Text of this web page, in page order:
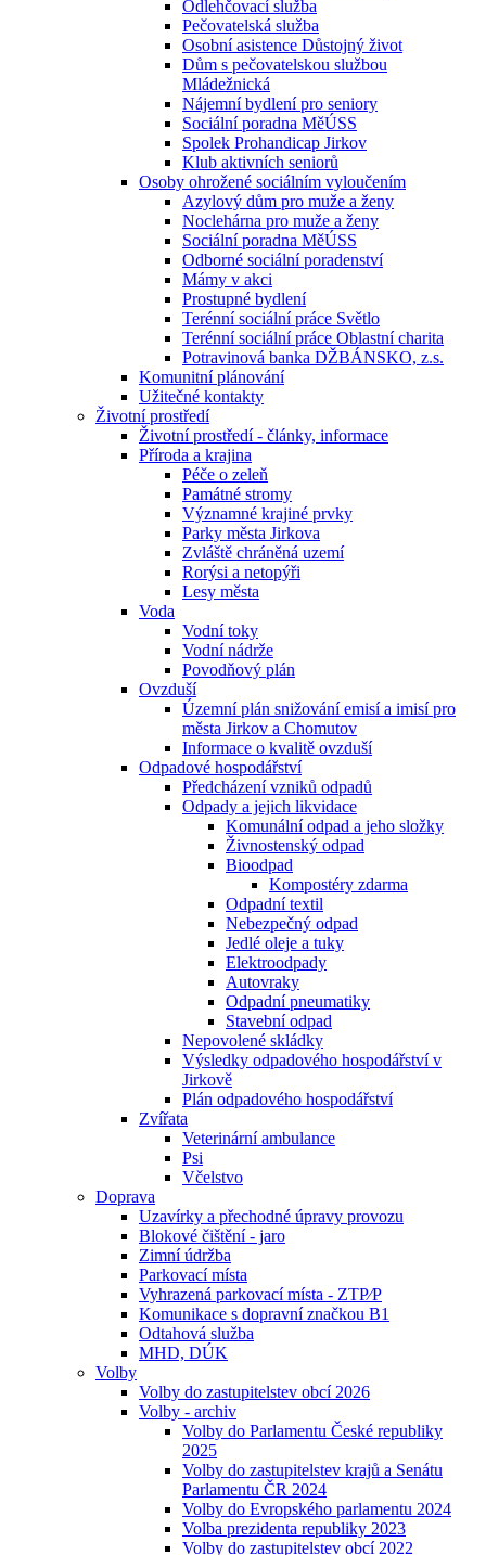
Odlehčovací služba
Pečovatelská služba
Osobní asistence Důstojný život
Dům s pečovatelskou službou
Mládežnická
Nájemní bydlení pro seniory
Sociální poradna MěÚSS
Spolek Prohandicap Jirkov
Klub aktivních seniorů
Osoby ohrožené sociálním vyloučením
Azylový dům pro muže a ženy
Noclehárna pro muže a ženy
Sociální poradna MěÚSS
Odborné sociální poradenství
Mámy v akci
Prostupné bydlení
Terénní sociální práce Světlo
Terénní sociální práce Oblastní charita
Potravinová banka DŽBÁNSKO, z.s.
Komunitní plánování
Užitečné kontakty
Životní prostředí
Životní prostředí - články, informace
Příroda a krajina
Péče o zeleň
Památné stromy
Významné krajiné prvky
Parky města Jirkova
Zvláště chráněná uzemí
Rorýsi a netopýři
Lesy města
Voda
Vodní toky
Vodní nádrže
Povodňový plán
Ovzduší
Územní plán snižování emisí a imisí pro
města Jirkov a Chomutov
Informace o kvalitě ovzduší
Odpadové hospodářství
Předcházení vzniků odpadů
Odpady a jejich likvidace
Komunální odpad a jeho složky
Živnostenský odpad
Bioodpad
Kompostéry zdarma
Odpadní textil
Nebezpečný odpad
Jedlé oleje a tuky
Elektroodpady
Autovraky
Odpadní pneumatiky
Stavební odpad
Nepovolené skládky
Výsledky odpadového hospodářství v
Jirkově
Plán odpadového hospodářství
Zvířata
Veterinární ambulance
Psi
Včelstvo
Doprava
Uzavírky a přechodné úpravy provozu
Blokové čištění - jaro
Zimní údržba
Parkovací místa
Vyhrazená parkovací místa - ZTP⁄P
Komunikace s dopravní značkou B1
Odtahová služba
MHD, DÚK
Volby
Volby do zastupitelstev obcí 2026
Volby - archiv
Volby do Parlamentu České republiky
2025
Volby do zastupitelstev krajů a Senátu
Parlamentu ČR 2024
Volby do Evropského parlamentu 2024
Volba prezidenta republiky 2023
Volby do zastupitelstev obcí 2022